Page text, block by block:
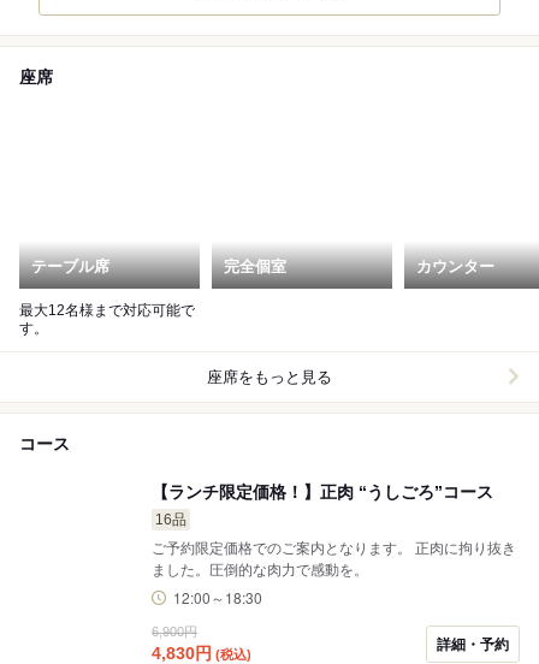
座席
テーブル席
最大12名様まで対応可能で
す。
完全個室 カウンター
座席をもっと見る
コース
【ランチ限定価格！】正肉 “うしごろ”コース
16品
ご予約限定価格でのご案内となります。 正肉に拘り抜き
ました。圧倒的な肉力で感動を。
12:00～18:30
6,900円
4,830円 (税込)
詳細・予約